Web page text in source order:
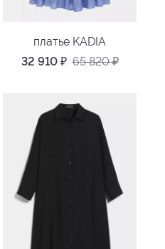
платье KADIA
32 910 ₽ 65 820₽